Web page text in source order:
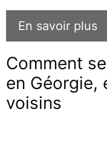
En savoir plus
Comment
en Géorgie,
voisins